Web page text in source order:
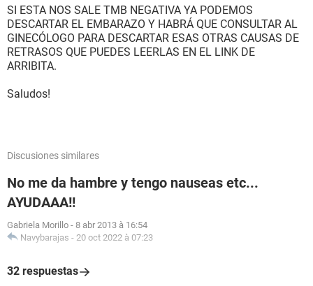
SI ESTA NOS SALE TMB NEGATIVA YA PODEMOS
DESCARTAR EL EMBARAZO Y HABRÁ QUE CONSULTAR AL
GINECÓLOGO PARA DESCARTAR ESAS OTRAS CAUSAS DE
RETRASOS QUE PUEDES LEERLAS EN EL LINK DE
ARRIBITA.
Saludos!
Discusiones similares
No me da hambre y tengo nauseas etc...
AYUDAAA!!
Gabriela Morillo - 8 abr 2013 à 16:54
Navybarajas - 20 oct 2022 à 07:23
32 respuestas